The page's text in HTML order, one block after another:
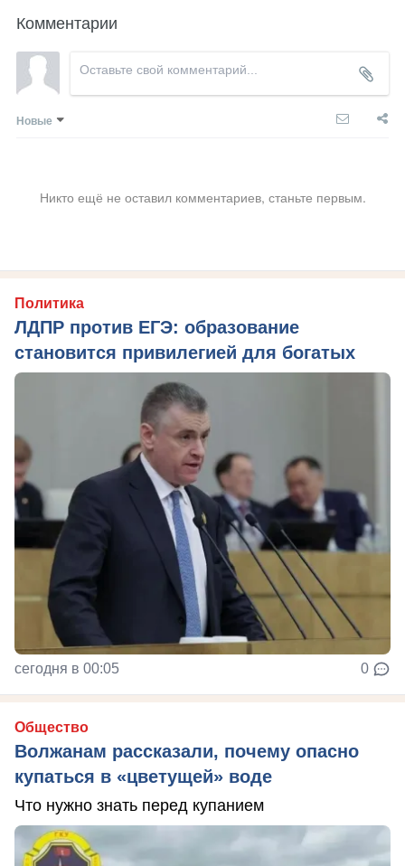
Комментарии
Новые
Никто ещё не оставил комментариев, станьте первым.
Политика
ЛДПР против ЕГЭ: образование
становится привилегией для богатых
сегодня в 00:05 0
Общество
Волжанам рассказали, почему опасно
купаться в «цветущей» воде
Что нужно знать перед купанием